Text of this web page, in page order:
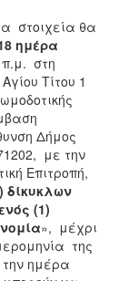
στοιχεία θα
ημέρα
στη
Τίτου 1
Δήμος
με την
Επιτροπή,
δίκυκλων
(1)
», μέχρι
της
ημέρα